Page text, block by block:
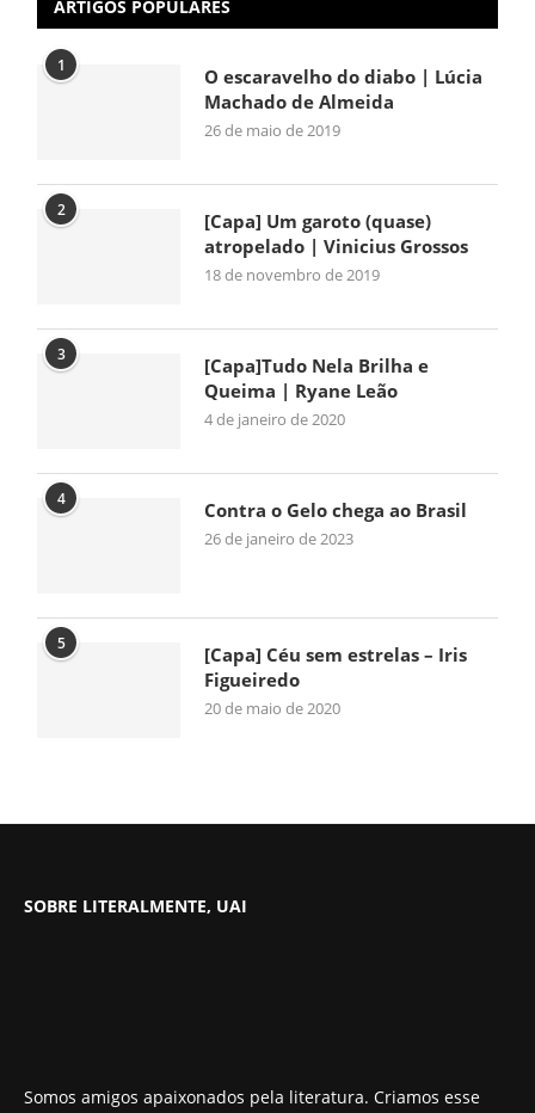
ARTIGOS POPULARES
1
O escaravelho do diabo | Lúcia
Machado de Almeida
26 de maio de 2019
2
[Capa] Um garoto (quase)
atropelado | Vinicius Grossos
18 de novembro de 2019
3
[Capa]Tudo Nela Brilha e
Queima | Ryane Leão
4 de janeiro de 2020
4 Contra o Gelo chega ao Brasil
26 de janeiro de 2023
5
[Capa] Céu sem estrelas – Iris
Figueiredo
20 de maio de 2020
SOBRE LITERALMENTE, UAI
Somos amigos apaixonados pela literatura. Criamos esse